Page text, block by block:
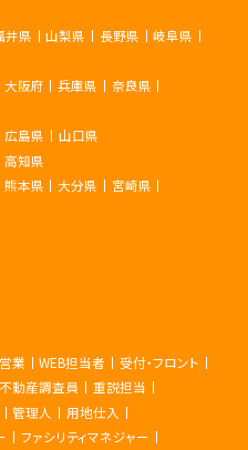
井県 山梨県 長野県
岐阜県
大阪府 兵庫県
奈良県
広島県 山口県
高知県
熊本県 大分県
宮崎県
業 WEB担当者
受付・フロント
不動産調査員
重説担当
管理人
用地仕入
ファシリティマネジャー